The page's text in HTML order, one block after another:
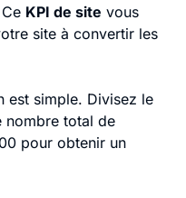
KPI de site vous
site à convertir les
est simple. Divisez le
nombre total de
pour obtenir un